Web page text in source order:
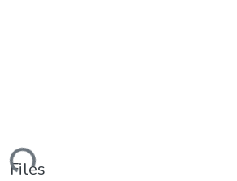
Files